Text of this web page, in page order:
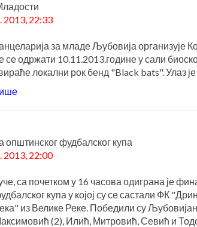
2013, 22:33
за младе Љубовија организује
се одржати 10.11.2013.године у сали
локални рок бенд "Black bats". Улаз
општинског фудбалског купа
2013, 22:00
са почетком у 16 часова одиграна је
купа у којој су се састали ФК
из Велике Реке. Победили су
(2), Илић, Митровић, Севић и